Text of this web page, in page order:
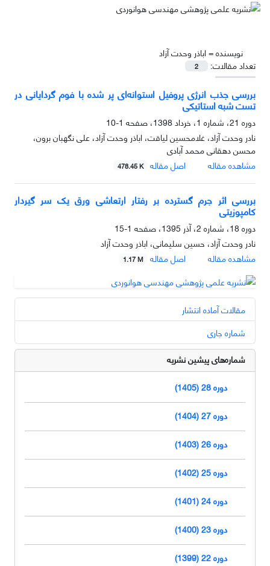
نویسنده =اباذر وحدت آزاد
تعداد مقالات:
2
بررسی جذب انرژی پروفیل استوانه‌ای پر شده با فوم گردایانی در
تست شبه استاتیکی
دوره 21، شماره 1، خرداد 1398، صفحه
1-10
نادر وحدت آزاد، غلامحسین لیاقت، اباذر وحدت آزاد، علی نگهبان برون،
محسن دهقانی محمد آبادی
مشاهده مقاله
اصل مقاله 478.45 K
بررسی اثر جرم گسترده بر رفتار ارتعاشی ورق یک سر گیردار
کامپوزیتی
دوره 18، شماره 2، آذر 1395، صفحه
1-15
نادر وحدت آزاد، حسین سلیمانی، اباذر وحدت آزاد
مشاهده مقاله
اصل مقاله 1.17 M
مقالات آماده انتشار
شماره جاری
شماره‌های پیشین نشریه
دوره 28 (1405)
دوره 27 (1404)
دوره 26 (1403)
دوره 25 (1402)
دوره 24 (1401)
دوره 23 (1400)
دوره 22 (1399)